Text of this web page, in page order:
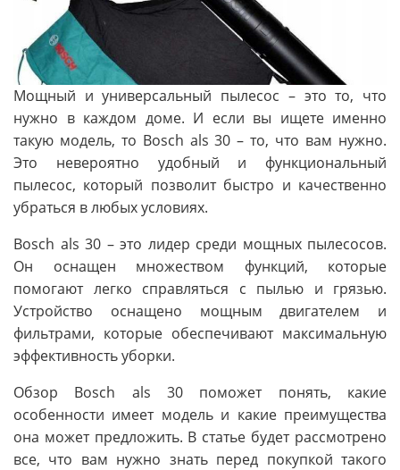
Мощный и универсальный пылесос – это то, что
нужно в каждом доме. И если вы ищете именно
такую модель, то Bosch als 30 – то, что вам нужно.
Это невероятно удобный и функциональный
пылесос, который позволит быстро и качественно
убраться в любых условиях.
Bosch als 30 – это лидер среди мощных пылесосов.
Он оснащен множеством функций, которые
помогают легко справляться с пылью и грязью.
Устройство оснащено мощным двигателем и
фильтрами, которые обеспечивают максимальную
эффективность уборки.
Обзор Bosch als 30 поможет понять, какие
особенности имеет модель и какие преимущества
она может предложить. В статье будет рассмотрено
все, что вам нужно знать перед покупкой такого